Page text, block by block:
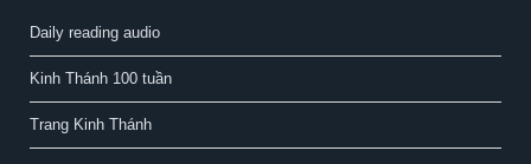
Daily reading audio
Kinh Thánh 100 tuần
Trang Kinh Thánh